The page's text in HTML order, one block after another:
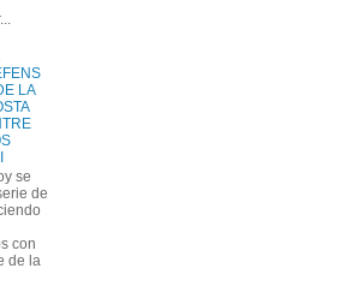
LA
se
de
con
de la